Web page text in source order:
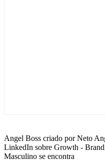
Angel Boss criado por Neto
LinkedIn sobre Growth -
Masculino se encontra